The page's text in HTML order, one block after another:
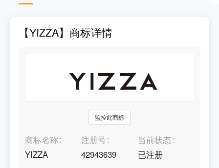
【YIZZA】商标详情
监控此商标
商标名称
YIZZA
注册号
42943639
当前状态
已注册